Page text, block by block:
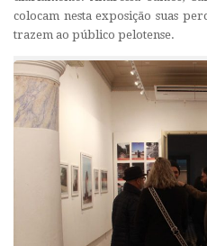
colocam nesta exposição suas
trazem ao público pelotense.